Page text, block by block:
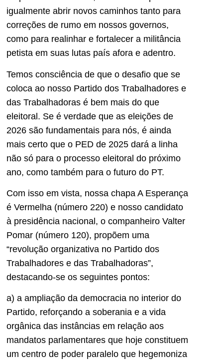
igualmente abrir novos caminhos tanto para
correções de rumo em nossos governos,
como para realinhar e fortalecer a militância
petista em suas lutas país afora e adentro.
Temos consciência de que o desafio que se
coloca ao nosso Partido dos Trabalhadores e
das Trabalhadoras é bem mais do que
eleitoral. Se é verdade que as eleições de
2026 são fundamentais para nós, é ainda
mais certo que o PED de 2025 dará a linha
não só para o processo eleitoral do próximo
ano, como também para o futuro do PT.
Com isso em vista, nossa chapa A Esperança
é Vermelha (número 220) e nosso candidato
à presidência nacional, o companheiro Valter
Pomar (número 120), propõem uma
“revolução organizativa no Partido dos
Trabalhadores e das Trabalhadoras”,
destacando-se os seguintes pontos:
a) a ampliação da democracia no interior do
Partido, reforçando a soberania e a vida
orgânica das instâncias em relação aos
mandatos parlamentares que hoje constituem
um centro de poder paralelo que hegemoniza